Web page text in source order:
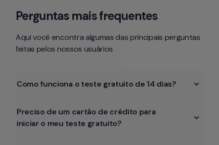
Aqui você encontra algumas das principais perguntas
feitas pelos nossos usuários
Como funciona o teste gratuito de 14 dias?
Preciso de um cartão de crédito para
iniciar o meu teste gratuito?